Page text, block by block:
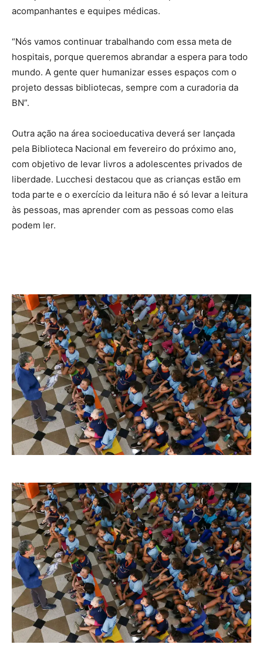
acompanhantes e equipes médicas.
“Nós vamos continuar trabalhando com essa meta de
hospitais, porque queremos abrandar a espera para todo
mundo. A gente quer humanizar esses espaços com o
projeto dessas bibliotecas, sempre com a curadoria da
BN”.
Outra ação na área socioeducativa deverá ser lançada
pela Biblioteca Nacional em fevereiro do próximo ano,
com objetivo de levar livros a adolescentes privados de
liberdade. Lucchesi destacou que as crianças estão em
toda parte e o exercício da leitura não é só levar a leitura
às pessoas, mas aprender com as pessoas como elas
podem ler.